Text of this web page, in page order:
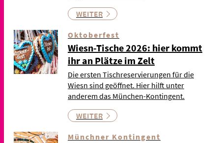
WEITER
Oktoberfest
Wiesn-Tische 2026: hier kommt
ihr an Plätze im Zelt
Die ersten Tischreservierungen für die
Wiesn sind geöffnet. Hier hilft unter
anderem das München-Kontingent.
WEITER
Münchner Kontingent